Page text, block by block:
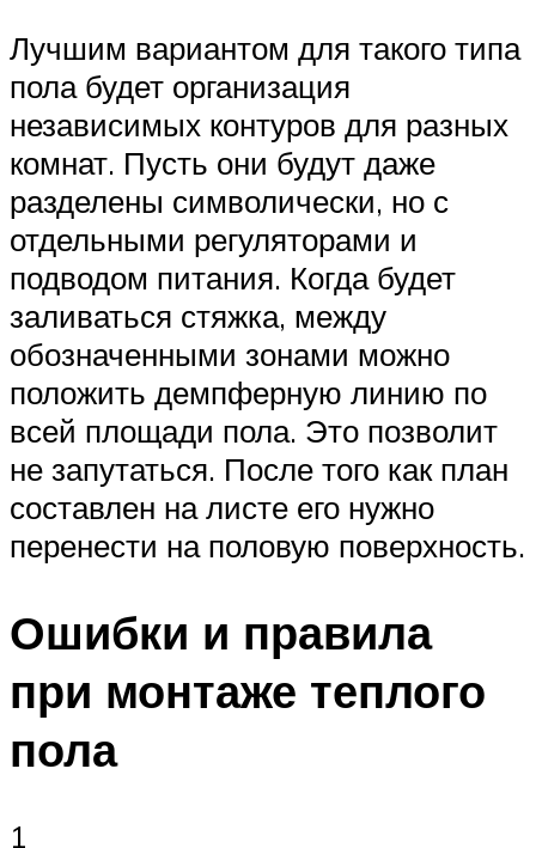
Лучшим вариантом для такого типа
пола будет организация
независимых контуров для разных
комнат. Пусть они будут даже
разделены символически, но с
отдельными регуляторами и
подводом питания. Когда будет
заливаться стяжка, между
обозначенными зонами можно
положить демпферную линию по
всей площади пола. Это позволит
не запутаться. После того как план
составлен на листе его нужно
перенести на половую поверхность.
Ошибки и правила
при монтаже теплого
пола
1